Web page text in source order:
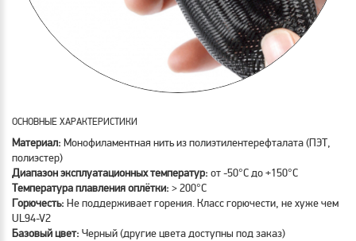
ОСНОВНЫЕ ХАРАКТЕРИСТИКИ
Материал: Монофиламентная нить из полиэтилентерефталата (ПЭТ,
полиэстер)
Диапазон эксплуатационных температур: от -50°С до +150°С
Температура плавления оплётки: > 200°С
Горючесть: Не поддерживает горения. Класс горючести, не хуже чем
UL94-V2
Базовый цвет: Черный (другие цвета доступны под заказ)